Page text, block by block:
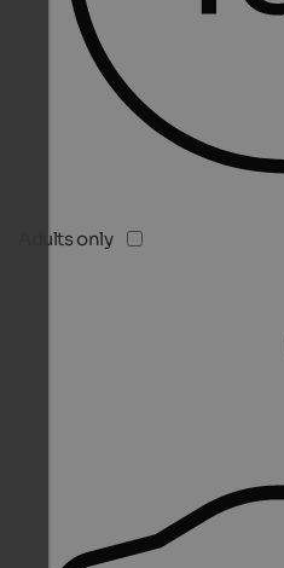
Adults only